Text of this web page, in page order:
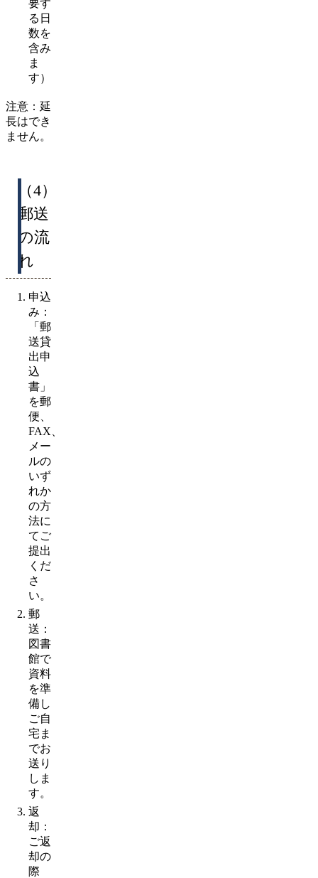
要す
る日
数を
含み
ま
す）
注意：延
長はでき
ません。
（4）
郵送
の流
れ
申込
み：
「郵
送貸
出申
込
書」
を郵
便、
FAX、
メー
ルの
いず
れか
の方
法に
てご
提出
くだ
さ
い。
郵
送：
図書
館で
資料
を準
備し
ご自
宅ま
でお
送り
しま
す。
返
却：
ご返
却の
際